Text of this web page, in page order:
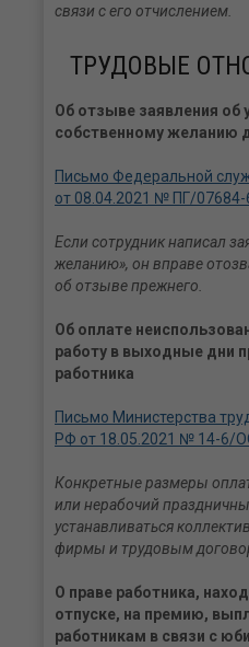
связи с его отчислением.
ТРУДОВЫЕ
Об отзыве заявления об
собственному желанию
Письмо Федеральной
от 08.04.2021 № ПГ/07684-
Если сотрудник написал
желанию», он вправе
об отзыве прежнего.
Об оплате
работу в выходные дни
работника
Письмо Министерства
РФ от 18.05.2021 № 14-6/
Конкретные размеры
или нерабочий
устанавливаться
фирмы и трудовым
О праве работника,
отпуске, на премию,
работникам в связи с